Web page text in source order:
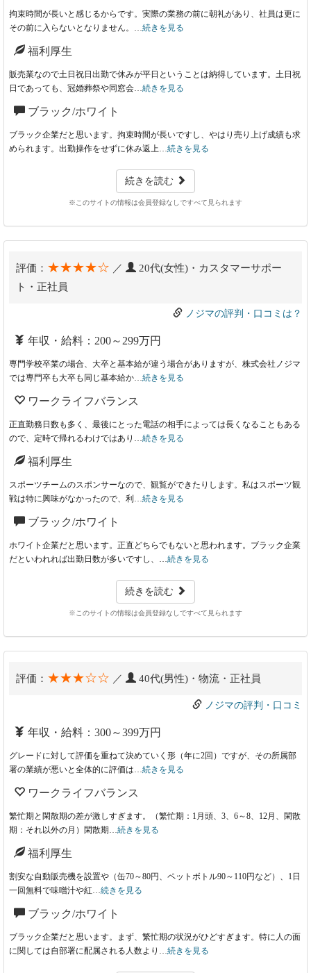
拘束時間が長いと感じるからです。実際の業務の前に朝礼があり、社員は更に
その前に入らないとなりません。…続きを見る
福利厚生
販売業なので土日祝日出勤で休みが平日ということは納得しています。土日祝
日であっても、冠婚葬祭や同窓会…続きを見る
ブラック/ホワイト
ブラック企業だと思います。拘束時間が長いですし、やはり売り上げ成績も求
められます。出勤操作をせずに休み返上…続きを見る
続きを読む
※このサイトの情報は会員登録なしですべて見られます
評価： ★★★★☆ ／
20代(女性)・カスタマーサポー
ト・正社員
ノジマの評判・口コミは？
年収・給料：200～299万円
専門学校卒業の場合、大卒と基本給が違う場合がありますが、株式会社ノジマ
では専門卒も大卒も同じ基本給か…続きを見る
ワークライフバランス
正直勤務日数も多く、最後にとった電話の相手によっては長くなることもある
ので、定時で帰れるわけではあり…続きを見る
福利厚生
スポーツチームのスポンサーなので、観覧ができたりします。私はスポーツ観
戦は特に興味がなかったので、利…続きを見る
ブラック/ホワイト
ホワイト企業だと思います。正直どちらでもないと思われます。ブラック企業
だといわれれば出勤日数が多いですし、…続きを見る
続きを読む
※このサイトの情報は会員登録なしですべて見られます
評価： ★★★☆☆ ／ 40代(男性)・物流・正社員
ノジマの評判・口コミ
年収・給料：300～399万円
グレードに対して評価を重ねて決めていく形（年に2回）ですが、その所属部
署の業績が悪いと全体的に評価は…続きを見る
ワークライフバランス
繁忙期と閑散期の差が激しすぎます。（繁忙期：1月頭、3、6～8、12月、閑散
期：それ以外の月）閑散期…続きを見る
福利厚生
割安な自動販売機を設置や（缶70～80円、ペットボトル90～110円など）、1日
一回無料で味噌汁や紅…続きを見る
ブラック/ホワイト
ブラック企業だと思います。まず、繁忙期の状況がひどすぎます。特に人の面
に関しては自部署に配属される人数より…続きを見る